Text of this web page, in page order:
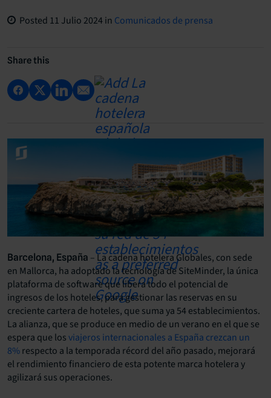
Posted 11 Julio 2024in Comunicados de prensa
Share this
Barcelona, España – La cadena hotelera Globales, con sede
en Mallorca, ha adoptado la tecnología de SiteMinder, la única
plataforma de software que libera todo el potencial de
ingresos de los hoteles, para gestionar las reservas en su
creciente cartera de hoteles, que suma ya 54 establecimientos.
La alianza, que se produce en medio de un verano en el que se
espera que losviajeros internacionales a España crezcan un
8%respecto a la temporada récord del año pasado, mejorará
el rendimiento financiero de esta potente marca hotelera y
agilizará sus operaciones.